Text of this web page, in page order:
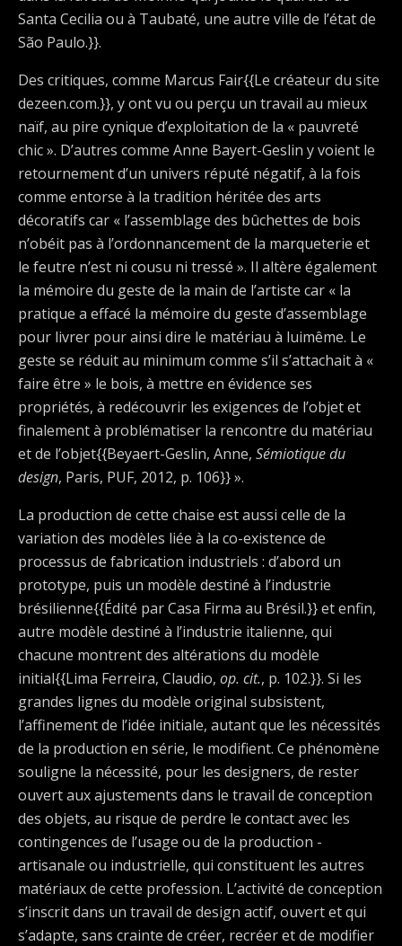
Santa Cecilia ou à Taubaté, une autre ville de l’état de
São Paulo.}}.
Des critiques, comme Marcus Fair{{Le créateur du site
dezeen.com.}}, y ont vu ou perçu un travail au mieux
naïf, au pire cynique d’exploitation de la « pauvreté
chic ». D’autres comme Anne Bayert-Geslin y voient le
retournement d’un univers réputé négatif, à la fois
comme entorse à la tradition héritée des arts
décoratifs car « l’assemblage des bûchettes de bois
n’obéit pas à l’ordonnancement de la marqueterie et
le feutre n’est ni cousu ni tressé ». Il altère également
la mémoire du geste de la main de l’artiste car « la
pratique a effacé la mémoire du geste d’assemblage
pour livrer pour ainsi dire le matériau à luimême. Le
geste se réduit au minimum comme s’il s’attachait à «
faire être » le bois, à mettre en évidence ses
propriétés, à redécouvrir les exigences de l’objet et
finalement à problématiser la rencontre du matériau
et de l’objet{{Beyaert-Geslin, Anne, Sémiotique du
design, Paris, PUF, 2012, p. 106}} ».
La production de cette chaise est aussi celle de la
variation des modèles liée à la co-existence de
processus de fabrication industriels : d’abord un
prototype, puis un modèle destiné à l’industrie
brésilienne{{Édité par Casa Firma au Brésil.}} et enfin,
autre modèle destiné à l’industrie italienne, qui
chacune montrent des altérations du modèle
initial{{Lima Ferreira, Claudio, op. cit., p. 102.}}. Si les
grandes lignes du modèle original subsistent,
l’affinement de l’idée initiale, autant que les nécessités
de la production en série, le modifient. Ce phénomène
souligne la nécessité, pour les designers, de rester
ouvert aux ajustements dans le travail de conception
des objets, au risque de perdre le contact avec les
contingences de l’usage ou de la production -
artisanale ou industrielle, qui constituent les autres
matériaux de cette profession. L’activité de conception
s’inscrit dans un travail de design actif, ouvert et qui
s’adapte, sans crainte de créer, recréer et de modifier